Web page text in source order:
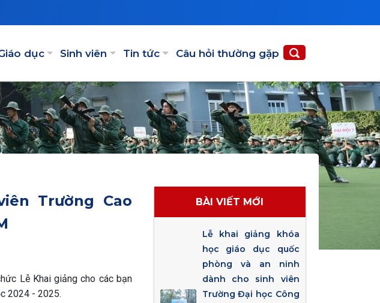
dục Sinh viên Tin tức Câu hỏi thường gặp
Trường Cao
Lễ Khai giảng cho các bạn
2024 - 2025.
BÀI VIẾT MỚI
Lễ khai giảng khóa
học giáo dục quốc
phòng và an ninh
dành cho sinh viên
Trường Đại học Công